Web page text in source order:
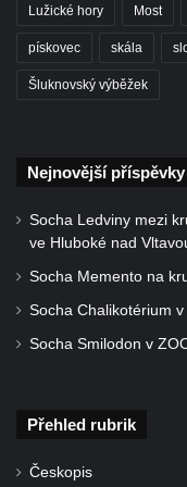
Kříž poblíž Ovčího
Kunraticích u
Kříž naproti domu
Šluknova
Kříž u polní cesty
Knížecím
Rychnově u
Lužické hory Most
pískovec skála
Šluknovský výběžek
Nejnovější příspěvky
Socha Ledviny mezi
ve Hluboké nad
Socha Memento na
Socha Chalikotérium
Socha Smilodon v
Přehled rubrik
Českopis